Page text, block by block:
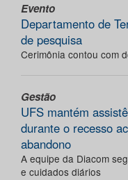
Evento
Departamento de
de pesquisa
Cerimônia contou com
Gestão
UFS mantém
durante o recesso
abandono
A equipe da Diacom
e cuidados diários